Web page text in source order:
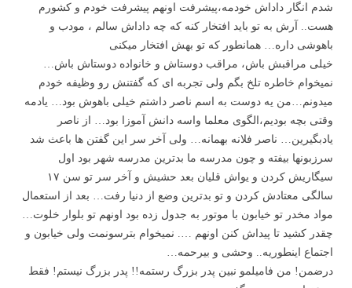
شدم انگار داداش خودمه،پیشرفت اونهم پیشرفت خودم و کشورم
هست.. آرش به تو باید افتخار کنه که چه داداش سالم ، مودب و
باهوشی داره… همانطور که تو بهش افتخار میکنی
خیلی مراقبش باش، مراقب دوستاش و خانواده دوستاش باش…
نمیخوام خاطره تلخ بگم ولی تجربه ای که گفتنش رو وظیفه خودم
میدونم…من یه دوست به اسم ناصر داشتم خیلی باهوش بود… یادمه
وقتی بچه بودیم،الگوی معلما واسه دانش آموزا بود… از ناصر
یادبگیرین… ناصر فلانه بهمانه… ولی آخر سر این گفتن ها باعث شد
سرزبونها بیفته و چون مدرسه ما بدترین مدرسه شهر بود اول
سیگاریش کردن و یواش قلیان بعد حشیش و آخر سر تو سن ۱۷
سالگی معتادش کردن و تو بدترین وضع از دنیا رفت… بعد از استعمال
مواد مخدر تو خیابون با موتور به جدول زده بود اونهم تو بلوار خلوت…
چقدر کشید تا پیداش کنن اونهم …. نمیخوام بترسونمت ولی خیابون و
اجتماع اینطوریه.. وحشی و بیرحمه…
درضمن! من فامیلمو نبین پدر بزرگ رستمه!! پدر بزرگ نیستم! فقط